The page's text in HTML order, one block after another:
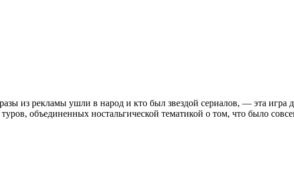
из рекламы ушли в народ и кто был звездой сериалов, — эта игра
объединенных ностальгической тематикой о том, что было